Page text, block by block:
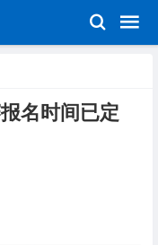
名时间已定